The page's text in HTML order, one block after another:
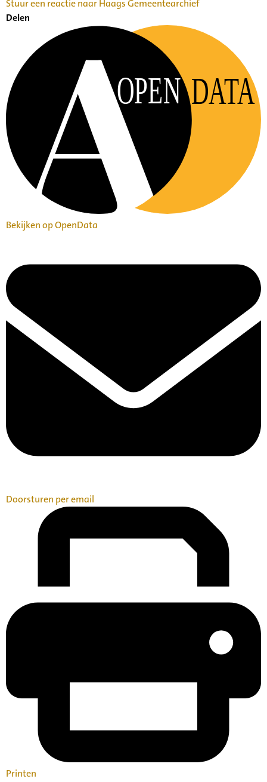
Stuur een reactie naar Haags Gemeentearchief
Delen
OPEN DATA
Bekijken op OpenData
Doorsturen per email
Printen